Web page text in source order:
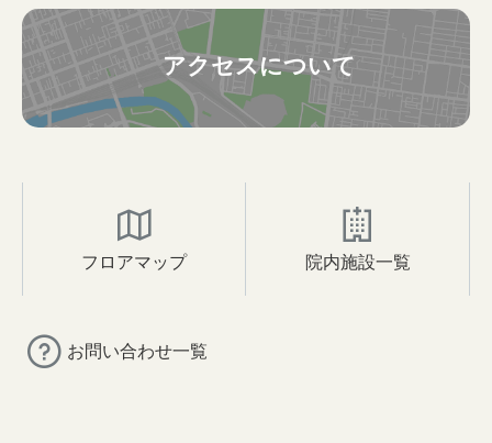
アクセスについて
フロアマップ 院内施設一覧
お問い合わせ一覧